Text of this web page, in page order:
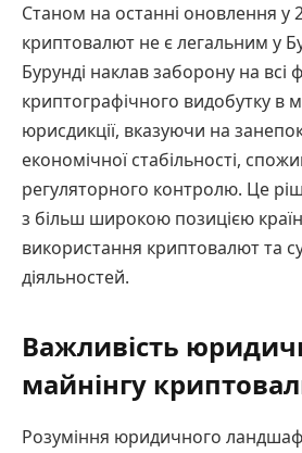
Станом на останні оновлення у
криптовалют не є легальним у
Бурунді наклав заборону на всі
криптографічного видобутку в
юрисдикції, вказуючи на
економічної стабільності,
регуляторного контролю. Це
з більш широкою позицією
використання криптовалют та
діяльностей.
Важливість
майнінгу
Розуміння юридичного